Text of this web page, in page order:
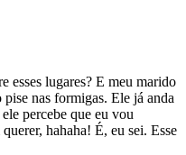
esses lugares? E meu marido
nas formigas. Ele já anda
percebe que eu vou
hahaha! É, eu sei. Esse